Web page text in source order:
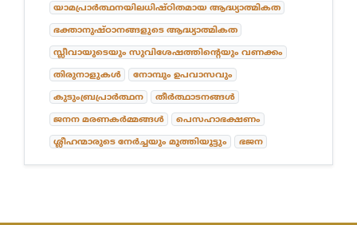
യാമപ്രാർത്ഥനയിലധിഷ്ഠിതമായ ആദ്ധ്യാത്മികത
ഭക്താനുഷ്ഠാനങ്ങളുടെ ആദ്ധ്യാത്മികത
സ്ലീവായുടെയും സുവിശേഷത്തിന്റെയും വണക്കം
തിരുനാളുകൾ
നോമ്പും ഉപവാസവും
കുടുംബ്രപ്രാർത്ഥന
തീർത്ഥാടനങ്ങൾ
ജനന മരണകർമ്മങ്ങൾ
പെസഹാഭക്ഷണം
ശ്ലീഹന്മാരുടെ നേർച്ചയും മൂത്തിയൂട്ടും
ഭജന